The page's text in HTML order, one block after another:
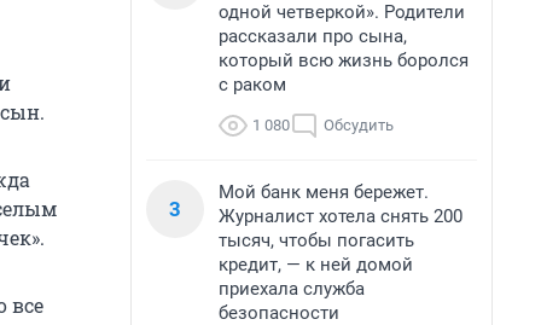
все
одной четверкой». Родители
рассказали про сына,
который всю жизнь боролся
с раком
1 080 Обсудить
3
Мой банк меня бережет.
Журналист хотела снять 200
тысяч, чтобы погасить
кредит, — к ней домой
приехала служба
безопасности